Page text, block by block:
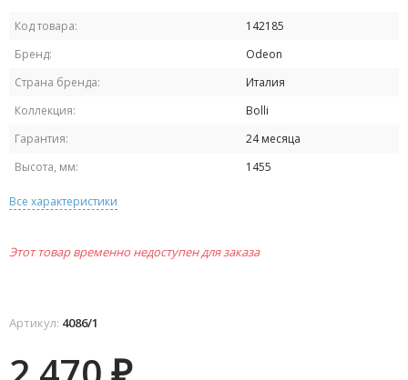
Код товара:
142185
Бренд:
Odeon
Страна бренда:
Италия
Коллекция:
Bolli
Гарантия:
24 месяца
Высота, мм:
1455
Все характеристики
Этот товар временно недоступен для заказа
Артикул: 4086/1
₽